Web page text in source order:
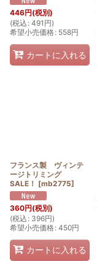
446円(税別)
(税込 : 491 円)
希望小売価格: 558円
カートに入れる
フランス製 ヴィンテ
ージトリミング
SALE！ [mb2775]
360円(税別)
(税込 : 396円)
希望小売価格: 450円
カートに入れる